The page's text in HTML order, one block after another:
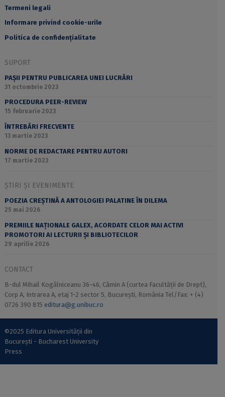
Termeni legali
Informare privind cookie-urile
Politica de confidențialitate
SUPORT
PAȘII PENTRU PUBLICAREA UNEI LUCRĂRI
31 octombrie 2023
PROCEDURA PEER-REVIEW
15 februarie 2023
ÎNTREBĂRI FRECVENTE
13 martie 2023
NORME DE REDACTARE PENTRU AUTORI
17 martie 2023
ȘTIRI ȘI EVENIMENTE
POEZIA CREȘTINĂ A ANTOLOGIEI PALATINE ÎN DILEMA
25 mai 2026
PREMIILE NAȚIONALE GALEX, ACORDATE CELOR MAI ACTIVI
PROMOTORI AI LECTURII ȘI BIBLIOTECILOR
29 aprilie 2026
CONTACT
B-dul Mihail Kogălniceanu 36-46, Cămin A (curtea Facultății de Drept),
Corp A, Intrarea A, etaj 1-2 sector 5, București, România Tel/Fax: + (4)
0726 390 815 editura@g.unibuc.ro
©2025 Editura Universității din
București - Bucharest University
Press